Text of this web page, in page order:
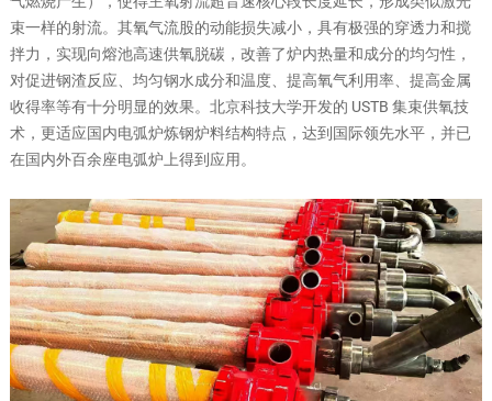
束一样的射流。其氧气流股的动能损失减小，具有极强的穿透力和搅
拌力，实现向熔池高速供氧脱碳，改善了炉内热量和成分的均匀性，
对促进钢渣反应、均匀钢水成分和温度、提高氧气利用率、提高金属
收得率等有十分明显的效果。北京科技大学开发的 USTB 集束供氧技
术，更适应国内电弧炉炼钢炉料结构特点，达到国际领先水平，并已
在国内外百余座电弧炉上得到应用。